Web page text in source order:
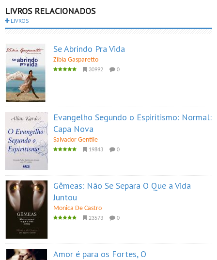
LIVROS RELACIONADOS
LIVROS
Se Abrindo Pra Vida
Zibia Gasparetto
30992 0
Evangelho Segundo o Espiritismo: Normal:
Capa Nova
Salvador Gentile
19843 0
Gêmeas: Não Se Separa O Que a Vida
Juntou
Monica De Castro
23573 0
Amor é para os Fortes, O